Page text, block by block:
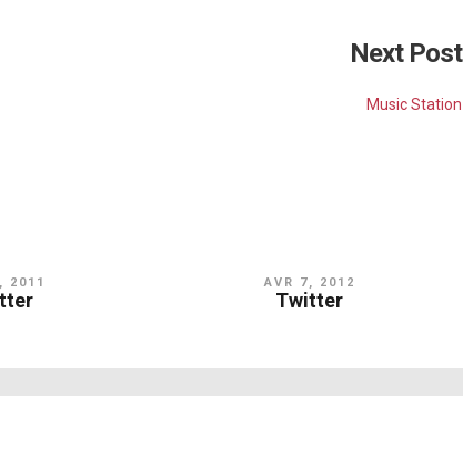
Next Post
Music Station
2011 AVR 7, 2012
Twitter